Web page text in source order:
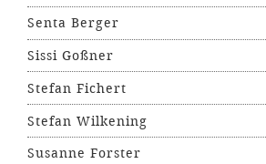
Senta Berger
Sissi Goßner
Stefan Fichert
Stefan Wilkening
Susanne Forster